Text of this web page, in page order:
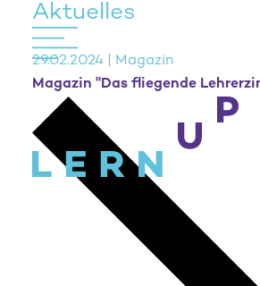
Aktuelles
29.02.2024 | Magazin
Magazin "Das fliegende